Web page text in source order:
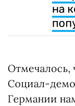
на
Отмечалось,
Социал-
Германии